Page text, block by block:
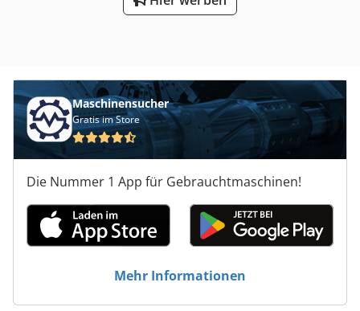
Maschinensucher
Gratis im Store
Die Nummer 1 App für Gebrauchtmaschinen!
Mehr Informationen